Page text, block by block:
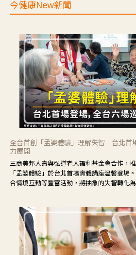
今健康New新聞
全台首創「孟婆體驗」理解失智 台北首
力展開
三商美邦人壽與弘道老人福利基金會合作，
「孟婆體驗」於台北首場實體講座溫馨登場
合情境互動等豐富活動，將抽象的失智轉化